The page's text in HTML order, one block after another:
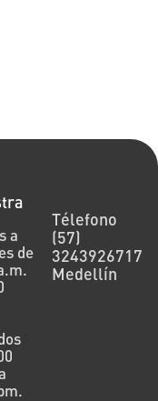
a
de
Télefono
(57)
3243926717
Medellín